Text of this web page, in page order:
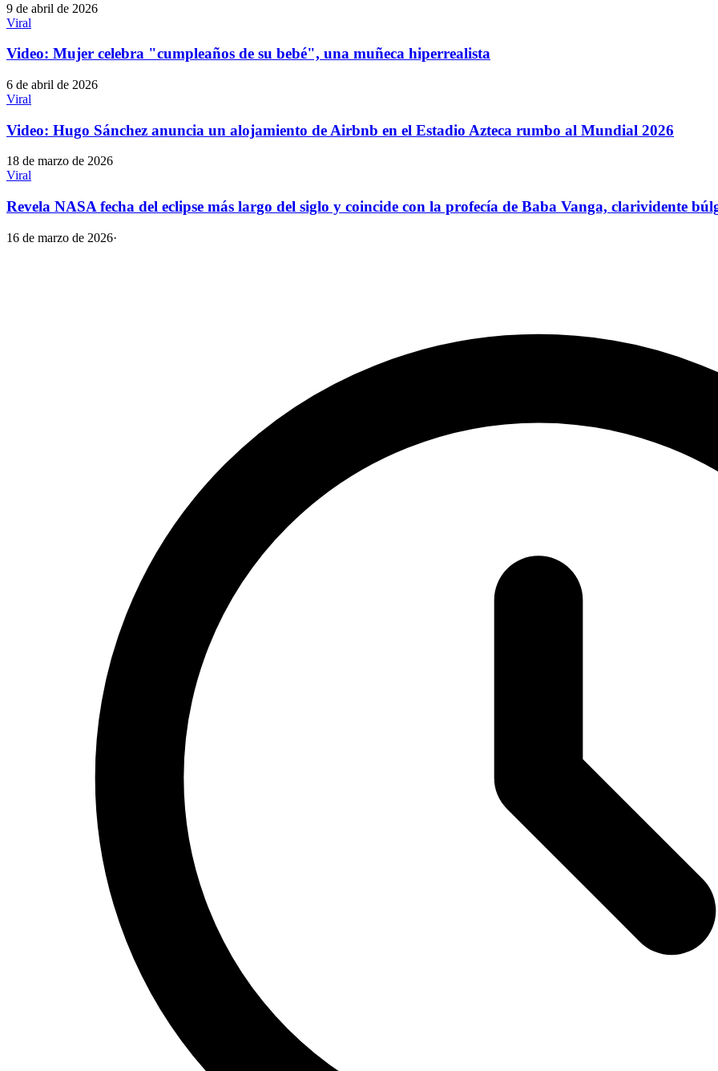
9 de abril de 2026
Viral
Video: Mujer celebra "cumpleaños de su bebé", una muñeca hiperrealista
6 de abril de 2026
Viral
Video: Hugo Sánchez anuncia un alojamiento de Airbnb en el Estadio Azteca rumbo al Mundial 2026
18 de marzo de 2026
Viral
Revela NASA fecha del eclipse más largo del siglo y coincide con la profecía de Baba Vanga, clarividente
16 de marzo de 2026·